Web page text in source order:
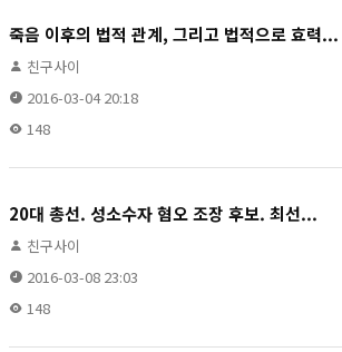
죽음 이후의 법적 관계, 그리고 법적으로 효력...
친구사이
2016-03-04 20:18
148
20대 총선. 성소수자 혐오 조장 후보. 최선...
친구사이
2016-03-08 23:03
148